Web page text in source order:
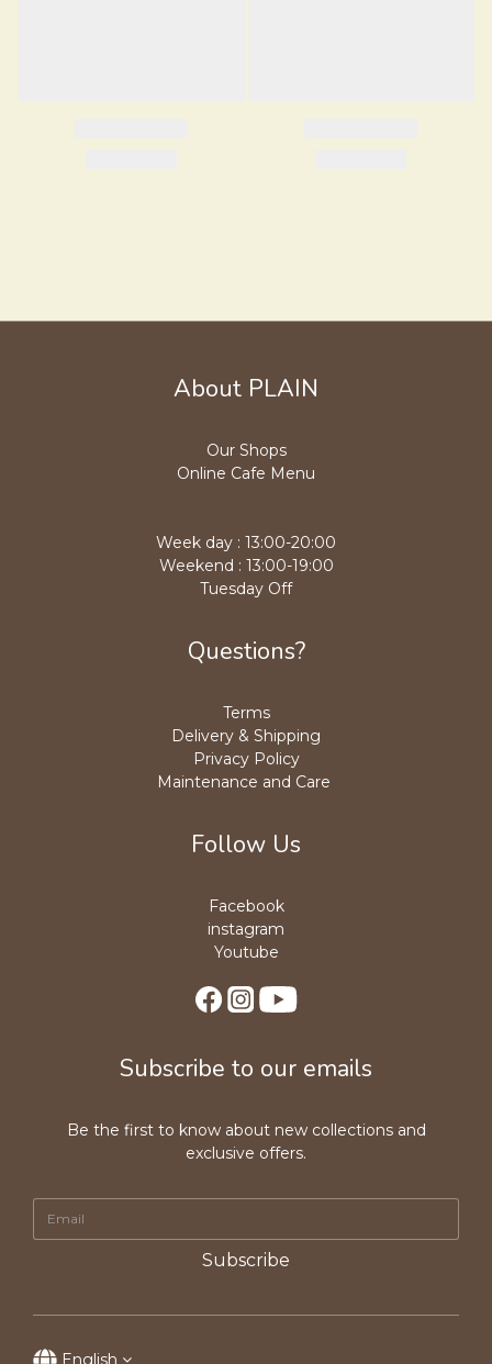
About PLAIN
Our Shops
Online Cafe Menu
Week day : 13:00-20:00
Weekend : 13:00-19:00
Tuesday Off
Questions?
Terms
Delivery & Shipping
Privacy Policy
Maintenance and Care
Follow Us
Facebook
instagram
Youtube
Subscribe to our emails
Be the first to know about new collections and
exclusive offers.
Subscribe
English